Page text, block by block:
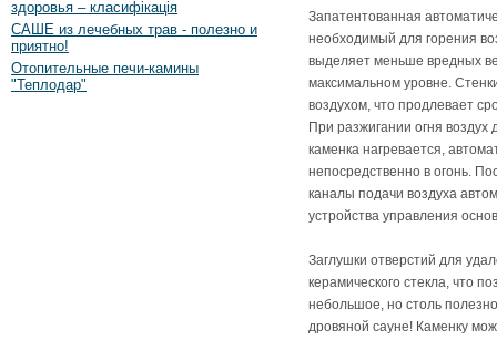
здоровья – класифікація
САШЕ из лечебных трав - полезно и
приятно!
Отопительные печи-камины
"Теплодар"
Запатентованная
необходимый для горения
выделяет меньше вредных
максимальном уровне.
воздухом, что продлевает
При разжигании огня воздух
каменка нагревается,
непосредственно в огонь.
каналы подачи воздуха
устройства управления
Заглушки отверстий для
керамического стекла, что
небольшое, но столь
дровяной сауне! Каменку